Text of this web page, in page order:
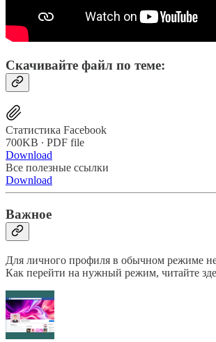
Скачивайте файл по теме:
Статистика Facebook
700KB ∙ PDF file
Download
Все полезные ссылки
Download
Важное
Для личного профиля в обычном режиме
Как перейти на нужный режим, читайте